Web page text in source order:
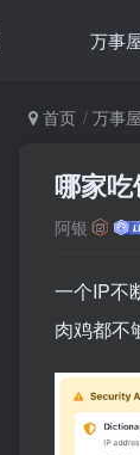
万事
首页 万事屋
哪家吃
阿银
一个IP不
肉鸡都不